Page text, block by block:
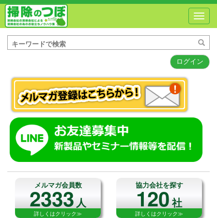
ログイン
メルマガ会員数
2333人
詳しくはクリック≫
協力会社を探す
120社
詳しくはクリック≫